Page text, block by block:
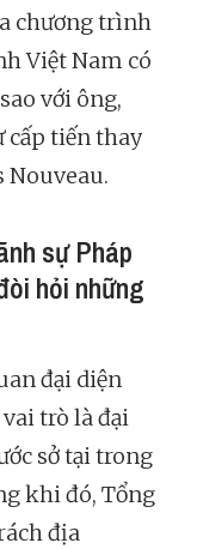
chương trình
Việt Nam có
với ông,
cấp tiến thay
Nouveau.
sự Pháp
hỏi những
đại diện
trò là đại
sở tại trong
khi đó, Tổng
địa